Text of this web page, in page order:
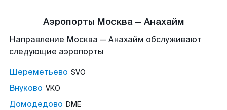
Аэропорты Москва — Анахайм
Направление Москва — Анахайм обслуживают
следующие аэропорты
Шереметьево SVO
Внуково VKO
Домодедово DME